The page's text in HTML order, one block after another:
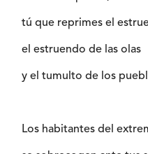
tú que reprimes el
el estruendo de las olas
y el tumulto de los
Los habitantes del